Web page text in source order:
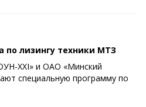
по лизингу техники МТЗ
XXI» и ОАО «Минский
специальную программу по